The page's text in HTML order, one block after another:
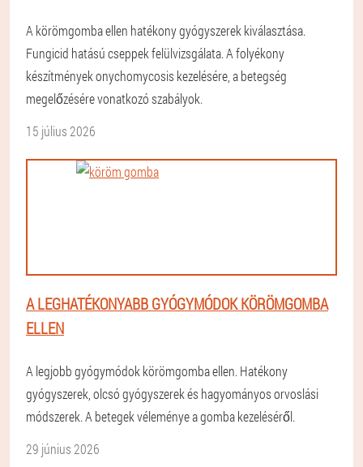
A körömgomba ellen hatékony gyógyszerek kiválasztása.
Fungicid hatású cseppek felülvizsgálata. A folyékony
készítmények onychomycosis kezelésére, a betegség
megelőzésére vonatkozó szabályok.
15 július 2026
A LEGHATÉKONYABB GYÓGYMÓDOK KÖRÖMGOMBA
ELLEN
A legjobb gyógymódok körömgomba ellen. Hatékony
gyógyszerek, olcsó gyógyszerek és hagyományos orvoslási
módszerek. A betegek véleménye a gomba kezeléséről.
29 június 2026